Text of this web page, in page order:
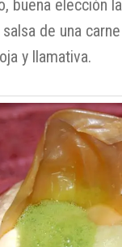
buena elección
de una
y llamativa.